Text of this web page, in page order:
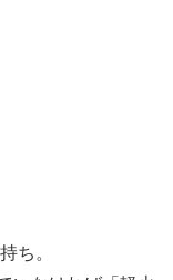
ち。